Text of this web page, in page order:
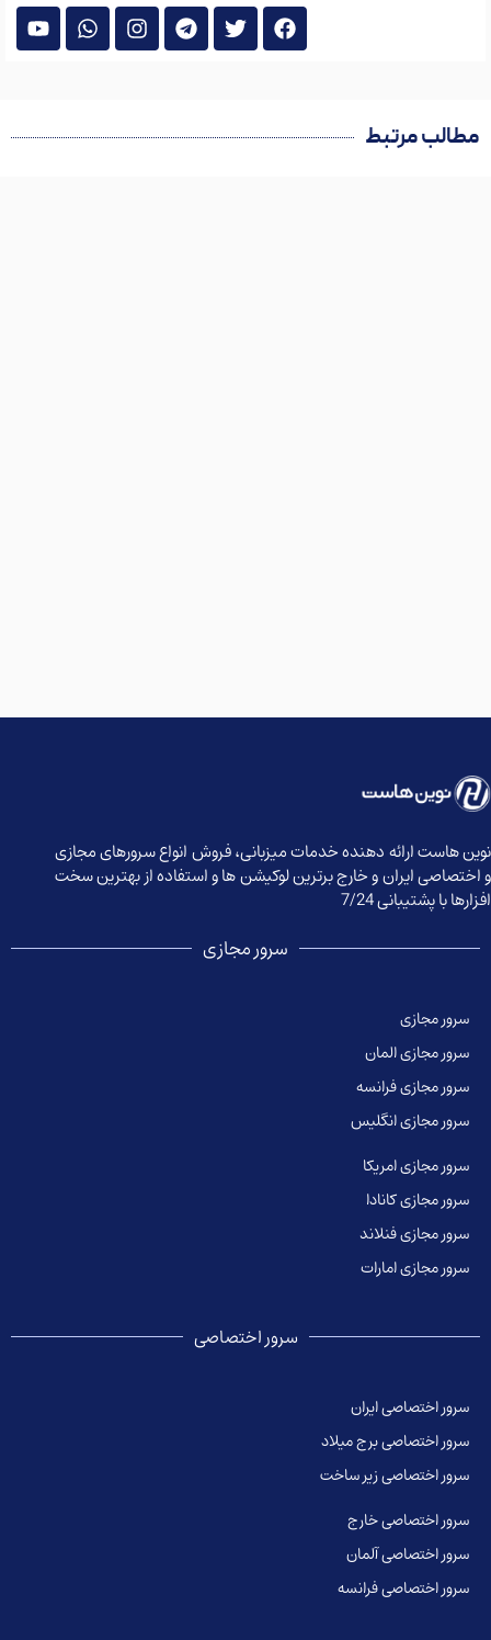
مطالب مرتبط
هاست ارائه دهنده خدمات میزبانی، فروش انواع سرورهای مجازی
اختصاصی ایران و خارج برترین لوکیشن ها و استفاده از بهترین سخت
با پشتیبانی 7/24
سرور مجازی
سرور مجازی
سرور مجازی المان
سرور مجازی فرانسه
سرور مجازی انگلیس
سرور مجازی امریکا
سرور مجازی کانادا
سرور مجازی فنلاند
سرور مجازی امارات
سرور اختصاصی
سرور اختصاصی ایران
سرور اختصاصی برج میلاد
سرور اختصاصی زیر ساخت
سرور اختصاصی خارج
سرور اختصاصی آلمان
سرور اختصاصی فرانسه